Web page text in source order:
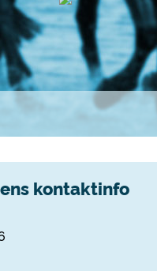
kontaktinfo